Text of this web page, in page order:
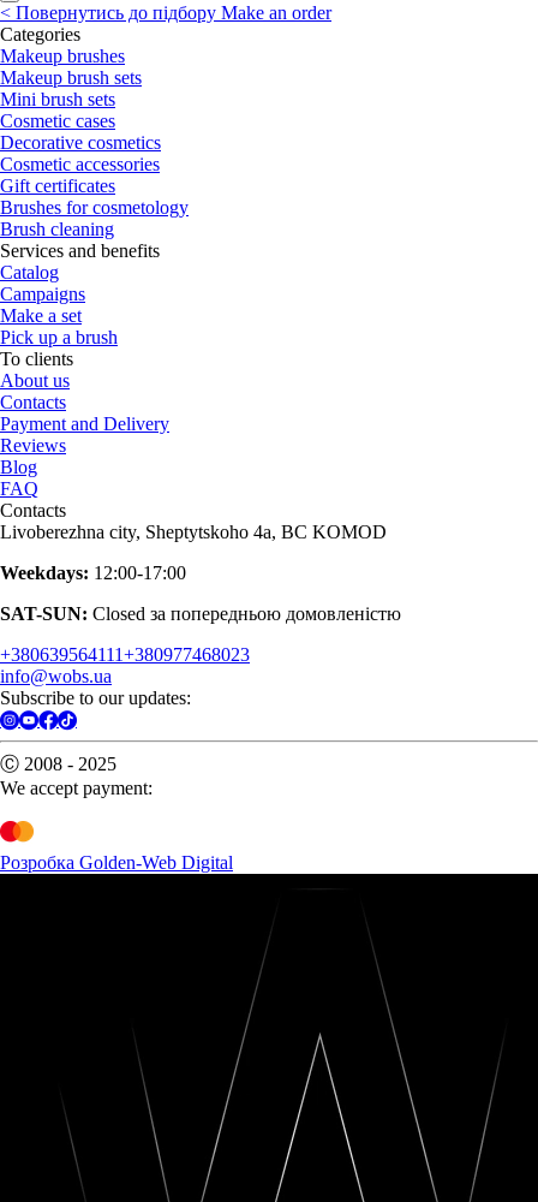
< Повернутись до підбору Make an order
Categories
Makeup brushes
Makeup brush sets
Mini brush sets
Cosmetic cases
Decorative cosmetics
Cosmetic accessories
Gift certificates
Brushes for cosmetology
Brush cleaning
Services and benefits
Catalog
Campaigns
Make a set
Pick up a brush
To clients
About us
Contacts
Payment and Delivery
Reviews
Blog
FAQ
Contacts
Livoberezhna city, Sheptytskoho 4a, BC KOMOD
Weekdays: 12:00-17:00
SAT-SUN: Closed за попередньою домовленістю
+380639564111+380977468023
info@wobs.ua
Subscribe to our updates:
Ⓒ 2008 - 2025
We accept payment:
Розробка Golden-Web Digital